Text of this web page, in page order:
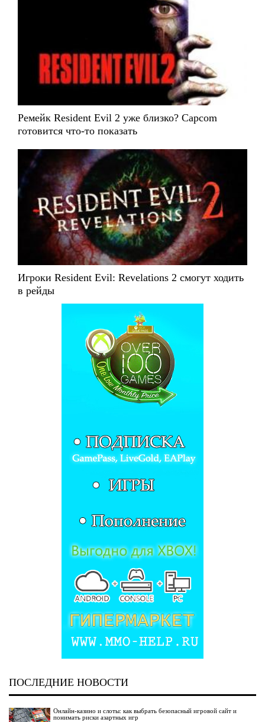
Ремейк Resident Evil 2 уже близко? Capcom
готовится что-то показать
Игроки Resident Evil: Revelations 2 смогут ходить
в рейды
ПОСЛЕДНИЕ НОВОСТИ
Онлайн-казино и слоты: как выбрать безопасный игровой сайт и
понимать риски азартных игр